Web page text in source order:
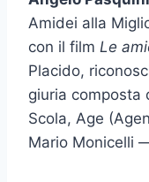
Amidei alla
con il film Le
Placido,
giuria composta
Scola, Age
Mario Monicelli